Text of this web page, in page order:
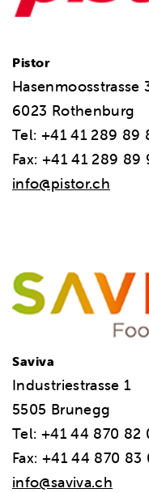
Pistor
Hasenmoosstrasse
6023 Rothenburg
Tel: +41 41 289 89
Fax: +41 41 289 89
info@pistor.ch
Saviva
Industriestrasse 1
5505 Brunegg
Tel: +41 44 870 82
Fax: +41 44 870 83
info@saviva.ch